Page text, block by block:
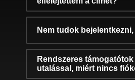
Nem tudok
Rendszeres
utalással, miért nincs